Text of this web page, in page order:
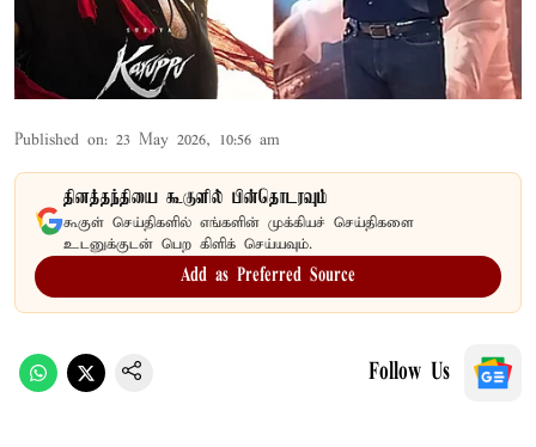
Published on: 23 May 2026, 10:56 am
தினத்தந்தியை கூகுளில் பின்தொடரவும்
கூகுள் செய்திகளில் எங்களின் முக்கியச் செய்திகளை
உடனுக்குடன் பெற கிளிக் செய்யவும்.
Add as Preferred Source
Follow Us